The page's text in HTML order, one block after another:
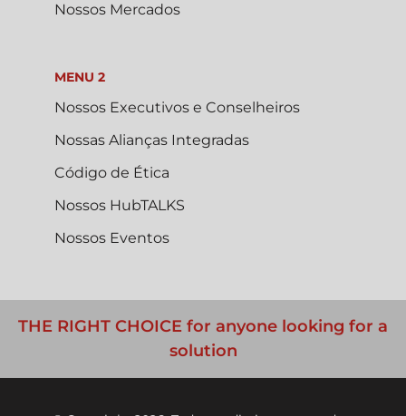
Nossos Mercados
MENU 2
Nossos Executivos e Conselheiros
Nossas Alianças Integradas
Código de Ética
Nossos HubTALKS
Nossos Eventos
THE RIGHT CHOICE for anyone looking for a
solution